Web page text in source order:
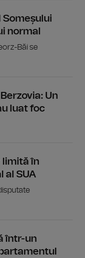
Someșului
normal
Băi se
Un
luat foc
limită în
al SUA
într-un